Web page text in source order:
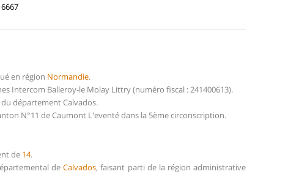
en région Normandie.
Intercom Balleroy-le Molay Littry (numéro fiscal : 241400613).
du département Calvados.
N°11 de Caumont L'eventé dans la 5ème circonscription.
de 14.
deCalvados, faisant parti de la région administrative